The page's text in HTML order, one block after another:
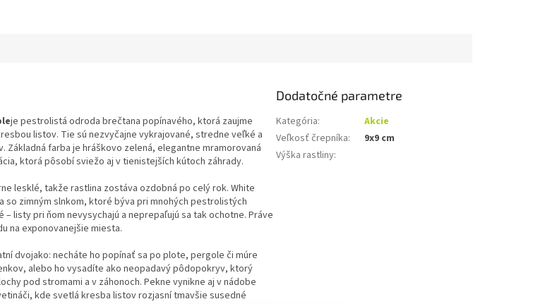
je pestrolistá odroda brečtana popínavého, ktorá zaujme
listov. Tie sú nezvyčajne vykrajované, stredne veľké a
Základná farba je hráškovo zelená, elegantne mramorovaná
ktorá pôsobí sviežo aj v tienistejších kútoch záhrady.
lesklé, takže rastlina zostáva ozdobná po celý rok. White
so zimným slnkom, ktoré býva pri mnohých pestrolistých
listy pri ňom nevysychajú a neprepaľujú sa tak ochotne. Práve
na exponovanejšie miesta.
dvojako: necháte ho popínať sa po plote, pergole či múre
alebo ho vysadíte ako neopadavý pôdopokryv, ktorý
pod stromami a v záhonoch. Pekne vynikne aj v nádobe
kde svetlá kresba listov rozjasní tmavšie susedné
Dodatočné parametre
Kategória:
Akcie
Veľkosť črepníka:
9x9 cm
Výška rastliny: